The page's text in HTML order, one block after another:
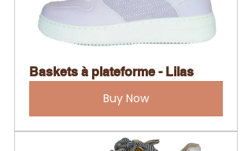
Baskets à plateforme - Lilas
Buy Now